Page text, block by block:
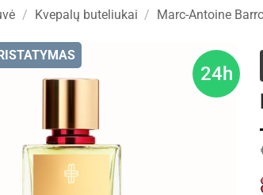
/ Kvepalų buteliukai / Marc-Antoine
24h